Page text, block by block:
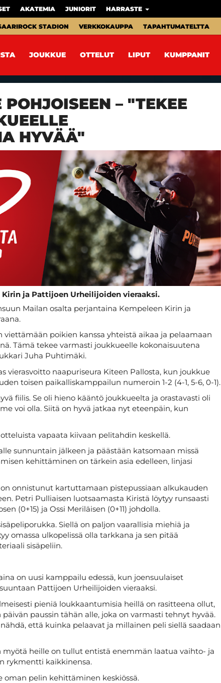
AKATEMIA JUNIORIT HARRASTE
STADION VERKKOKAUPPA TAPAHTUMATELTTA
JOUKKUE OTTELUT LIPUT KUMPPANIT
– "TEKEE
HYVÄÄ"
ja Pattijoen Urheilijoiden vieraaksi.
Mailan osalta perjantaina Kempeleen Kirin ja
viettämään poikien kanssa yhteistä aikaa ja pelaamaan
Tämä tekee varmasti joukkueelle kokonaisuutena
Juha Puhtimäki.
vierasvoitto naapuriseura Kiteen Pallosta, kun joukkue
toisen paikalliskamppailun numeroin 1-2 (4-1, 5-6, 0-1).
fiilis. Se oli hieno kääntö joukkueelta ja orastavasti oli
voi olla. Siitä on hyvä jatkaa nyt eteenpäin, kun
vapaata kiivaan pelitahdin keskellä.
sunnuntain jälkeen ja päästään katsomaan missä
kehittäminen on tärkein asia edelleen, linjasi
onnistunut kartuttamaan pistepussiaan alkukauden
Petri Pulliaisen luotsaamasta Kiristä löytyy runsaasti
(0+15) ja Ossi Meriläisen (0+11) johdolla.
Siellä on paljon vaarallisia miehiä ja
omassa ulkopelissä olla tarkkana ja sen pitää
sisäpeliin.
on uusi kamppailu edessä, kun joensuulaiset
Pattijoen Urheilijoiden vieraaksi.
pieniä loukkaantumisia heillä on rasitteena ollut,
paussin tähän alle, joka on varmasti tehnyt hyvää.
että kuinka pelaavat ja millainen peli siellä saadaan
myötä heille on tullut entistä enemmän laatua vaihto- ja
rykmentti kaikkinensa.
oman pelin kehittäminen keskiössä.